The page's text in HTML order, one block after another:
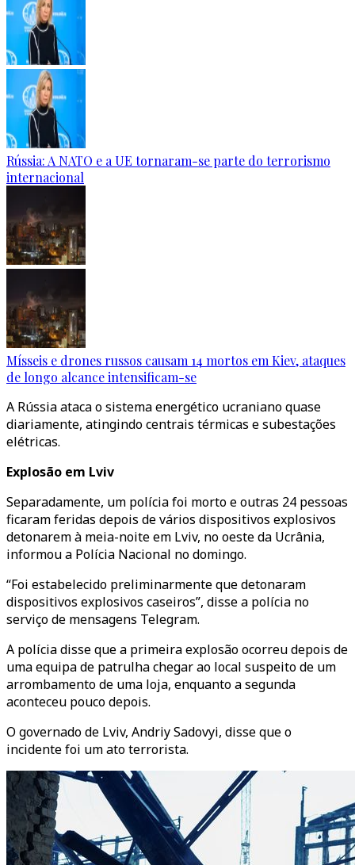
Rússia: A NATO e a UE tornaram-se parte do terrorismo
internacional
Mísseis e drones russos causam 14 mortos em Kiev, ataques
de longo alcance intensificam-se
A Rússia ataca o sistema energético ucraniano quase
diariamente, atingindo centrais térmicas e subestações
elétricas.
Explosão em Lviv
Separadamente, um polícia foi morto e outras 24 pessoas
ficaram feridas depois de vários dispositivos explosivos
detonarem à meia-noite em Lviv, no oeste da Ucrânia,
informou a Polícia Nacional no domingo.
“Foi estabelecido preliminarmente que detonaram
dispositivos explosivos caseiros”, disse a polícia no
serviço de mensagens Telegram.
A polícia disse que a primeira explosão ocorreu depois de
uma equipa de patrulha chegar ao local suspeito de um
arrombamento de uma loja, enquanto a segunda
aconteceu pouco depois.
O governado de Lviv, Andriy Sadovyi, disse que o
incidente foi um ato terrorista.